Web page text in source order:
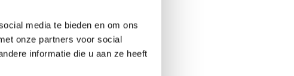
media te bieden en om ons
onze partners voor social
informatie die u aan ze heeft
Touch display